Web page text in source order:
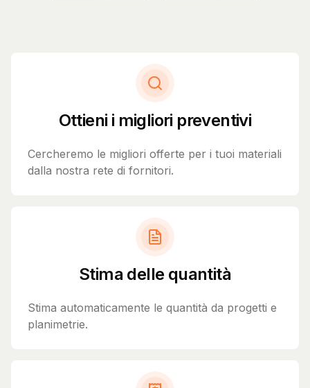
Ottieni i migliori preventivi
Cercheremo le migliori offerte per i tuoi materiali
dalla nostra rete di fornitori.
Stima delle quantità
Stima automaticamente le quantità da progetti e
planimetrie.